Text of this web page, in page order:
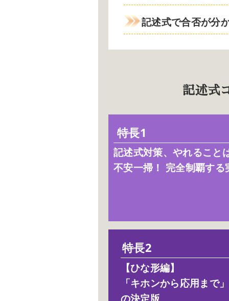
記述式で合否が分
記述式
特長1
記述式対策、やれること
不安一掃！ 完全制覇する
特長2
【ひな形編】
「キホンから応用まで